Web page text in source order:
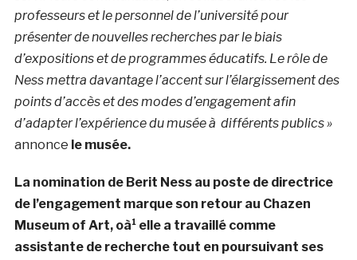
professeurs et le personnel de l’université pour
présenter de nouvelles recherches par le biais
d’expositions et de programmes éducatifs. Le rôle de
Ness mettra davantage l’accent sur l’élargissement des
points d’accès et des modes d’engagement afin
d’adapter l’expérience du musée à différents publics »
annonce le musée.
La nomination de Berit Ness au poste de directrice
de l’engagement marque son retour au Chazen
Museum of Art, oà¹ elle a travaillé comme
assistante de recherche tout en poursuivant ses